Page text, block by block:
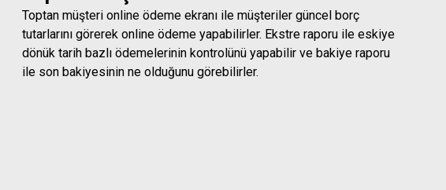
Toptan müşteri online ödeme ekranı ile müşteriler güncel borç
tutarlarını görerek online ödeme yapabilirler. Ekstre raporu ile eskiye
dönük tarih bazlı ödemelerinin kontrolünü yapabilir ve bakiye raporu
ile son bakiyesinin ne olduğunu görebilirler.